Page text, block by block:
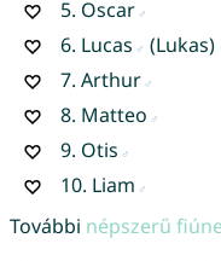
5. Oscar
6. Lucas
(Lukas)
7. Arthur
8. Matteo
9. Otis
10. Liam
További népszerű